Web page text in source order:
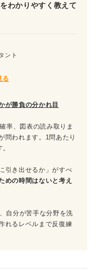
：★★★★☆）
：★★★★★）
際のポイント
わかりやすく教えて
ント
る
が勝負の分かれ目
率、図表の読み取りま
問われます。1問あたり
引き出せるか」がすべ
めの時間はないと考え
自分が苦手な分野を洗
れるレベルまで反復練